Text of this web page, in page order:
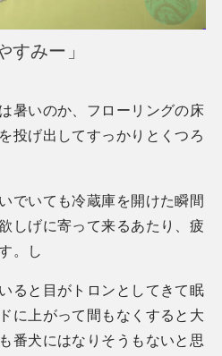
すみー」
暑いのか、フローリングの床
投げ出してすっかりとくつろ
でいても冷蔵庫を開けた瞬間
しげに寄って来るあたり、疲
。し
ると目がトロンとしてきて眠
に上がって間もなくすると大
番犬にはなりそうもないと思